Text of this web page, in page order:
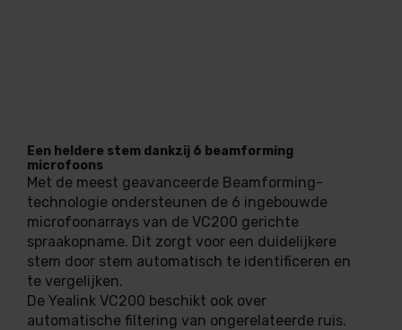
Een heldere stem dankzij 6 beamforming
microfoons
Met de meest geavanceerde Beamforming-
technologie ondersteunen de 6 ingebouwde
microfoonarrays van de VC200 gerichte
spraakopname. Dit zorgt voor een duidelijkere
stem door stem automatisch te identificeren en
te vergelijken.
De Yealink VC200 beschikt ook over
automatische filtering van ongerelateerde ruis.